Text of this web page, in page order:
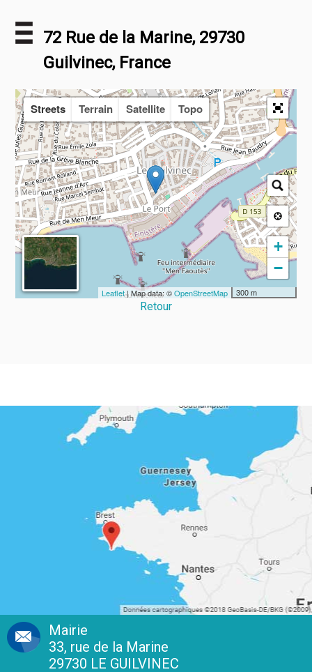
72 Rue de la Marine, 29730
Guilvinec, France
Streets Terrain Satellite Topo
+
−
300 m
Leaflet| Map data: ©OpenStreetMap
Retour
Mairie
33, rue de la Marine
29730 LE GUILVINEC